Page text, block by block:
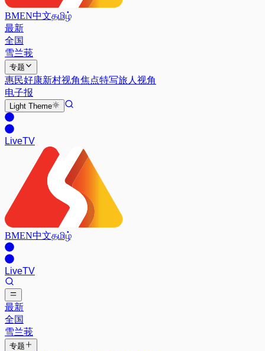
BMEN中文தமிழ்
最新
全国
雪兰莪
专题
惠民好康新村视角焦点特写旅人视角
电子报
Light Theme
LiveTV
BMEN中文தமிழ்
LiveTV
最新
全国
雪兰莪
专题